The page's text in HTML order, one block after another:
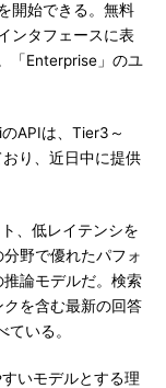
開始できる。無料
ンタフェースに表
「Enterprise」のユ
APIは、Tier3～
り、近日中に提供
、低レイテンシを
野で優れたパフォ
論モデルだ。検索
を含む最新の回答
いる。
いモデルとする理